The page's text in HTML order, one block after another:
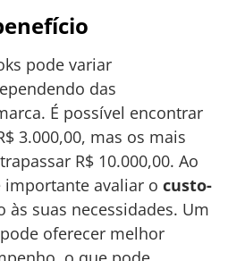
pode variar
das
É possível encontrar
3.000,00, mas os mais
R$ 10.000,00. Ao
avaliar o custo-
às suas necessidades. Um
oferecer melhor